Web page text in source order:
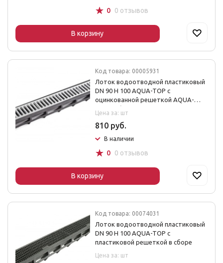
☆ 0 0 отзывов
В корзину
Код товара: 00005931
Лоток водоотводной пластиковый
DN 90 H 100 AQUA-TOP с
оцинкованной решеткой AQUA-
Цена за: шт
810 руб.
В наличии
☆ 0 0 отзывов
В корзину
Код товара: 00074031
Лоток водоотводной пластиковый
DN 90 H 100 AQUA-TOP с
пластиковой решеткой в сборе
Цена за: шт